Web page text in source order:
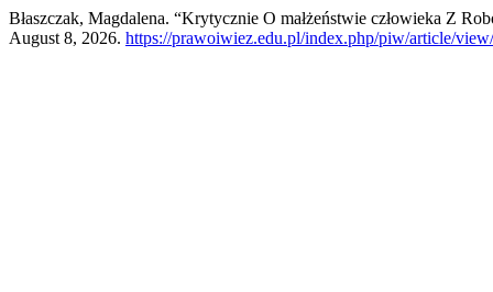
Błaszczak, Magdalena. “Krytycznie O małżeństwie człowieka Z
August 8, 2026. https://prawoiwiez.edu.pl/index.php/piw/article/